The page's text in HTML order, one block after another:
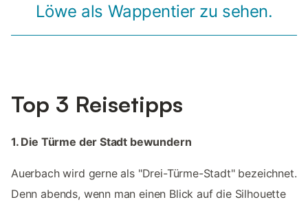
Löwe als Wappentier zu sehen.
Top 3 Reisetipps
1. Die Türme der Stadt bewundern
Auerbach wird gerne als "Drei-Türme-Stadt" bezeichnet.
Denn abends, wenn man einen Blick auf die Silhouette